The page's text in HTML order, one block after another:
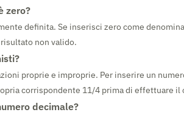
zero?
definita. Se inserisci zero come
non valido.
proprie e improprie. Per inserire un
corrispondente 11/4 prima di effettuare il
decimale?